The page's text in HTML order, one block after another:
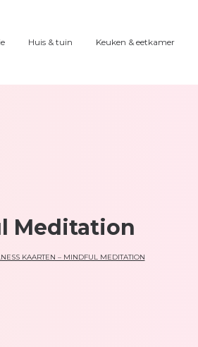
Huis & tuin Keuken & eetkamer
Meditation
KAARTEN – MINDFUL MEDITATION